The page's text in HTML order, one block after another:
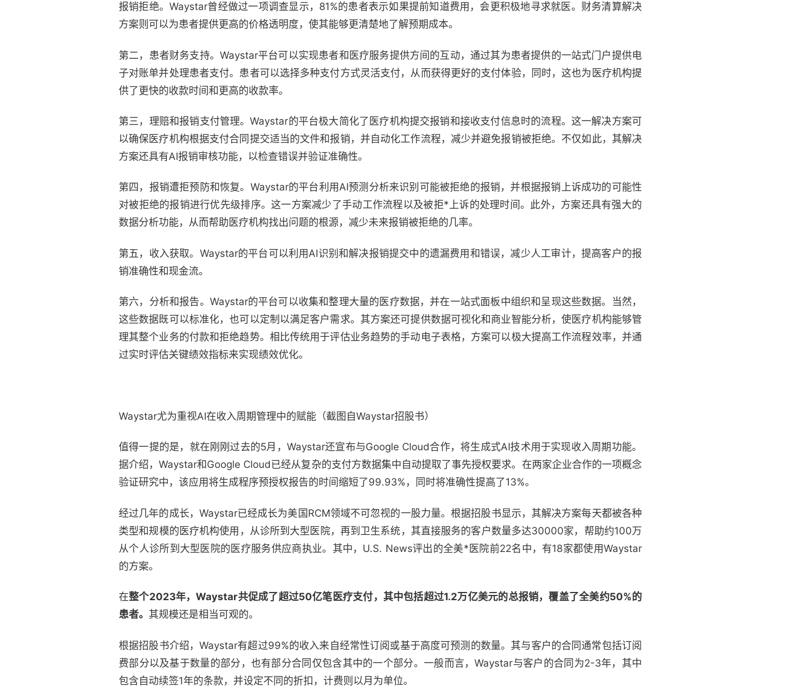
报销拒绝。Waystar曾经做过一项调查显示，81%的患者表示如果提前知道费用，会更积极地寻求就医。财务清算解决
方案则可以为患者提供更高的价格透明度，使其能够更清楚地了解预期成本。
第二，患者财务支持。Waystar平台可以实现患者和医疗服务提供方间的互动，通过其为患者提供的一站式门户提供电
子对账单并处理患者支付。患者可以选择多种支付方式灵活支付，从而获得更好的支付体验，同时，这也为医疗机构提
供了更快的收款时间和更高的收款率。
第三，理赔和报销支付管理。Waystar的平台极大简化了医疗机构提交报销和接收支付信息时的流程。这一解决方案可
以确保医疗机构根据支付合同提交适当的文件和报销，并自动化工作流程，减少并避免报销被拒绝。不仅如此，其解决
方案还具有AI报销审核功能，以检查错误并验证准确性。
第四，报销遭拒预防和恢复。Waystar的平台利用AI预测分析来识别可能被拒绝的报销，并根据报销上诉成功的可能性
对被拒绝的报销进行优先级排序。这一方案减少了手动工作流程以及被拒*上诉的处理时间。此外，方案还具有强大的
数据分析功能，从而帮助医疗机构找出问题的根源，减少未来报销被拒绝的几率。
第五，收入获取。Waystar的平台可以利用AI识别和解决报销提交中的遗漏费用和错误，减少人工审计，提高客户的报
销准确性和现金流。
第六，分析和报告。Waystar的平台可以收集和整理大量的医疗数据，并在一站式面板中组织和呈现这些数据。当然，
这些数据既可以标准化，也可以定制以满足客户需求。其方案还可提供数据可视化和商业智能分析，使医疗机构能够管
理其整个业务的付款和拒绝趋势。相比传统用于评估业务趋势的手动电子表格，方案可以极大提高工作流程效率，并通
过实时评估关键绩效指标来实现绩效优化。
Waystar尤为重视AI在收入周期管理中的赋能（截图自Waystar招股书）
值得一提的是，就在刚刚过去的5月，Waystar还宣布与Google Cloud合作，将生成式AI技术用于实现收入周期功能。
据介绍，Waystar和Google Cloud已经从复杂的支付方数据集中自动提取了事先授权要求。在两家企业合作的一项概念
验证研究中，该应用将生成程序预授权报告的时间缩短了99.93%，同时将准确性提高了13%。
经过几年的成长，Waystar已经成长为美国RCM领域不可忽视的一股力量。根据招股书显示，其解决方案每天都被各种
类型和规模的医疗机构使用，从诊所到大型医院，再到卫生系统，其直接服务的客户数量多达30000家，帮助约100万
从个人诊所到大型医院的医疗服务供应商执业。其中，U.S. News评出的全美*医院前22名中，有18家都使用Waystar
的方案。
在整个2023年，Waystar共促成了超过50亿笔医疗支付，其中包括超过1.2万亿美元的总报销，覆盖了全美约50%的
患者。 其规模还是相当可观的。
根据招股书介绍，Waystar有超过99%的收入来自经常性订阅或基于高度可预测的数量。其与客户的合同通常包括订阅
费部分以及基于数量的部分，也有部分合同仅包含其中的一个部分。一般而言，Waystar与客户的合同为2-3年，其中
包含自动续签1年的条款，并设定不同的折扣，计费则以月为单位。